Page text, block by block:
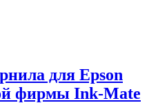
для Epson
фирмы Ink-Mate